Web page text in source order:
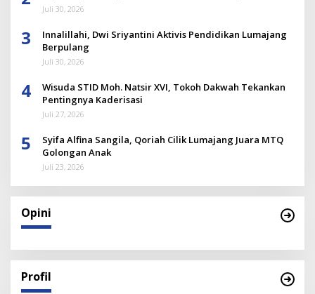
Juli 30, 2026
3
Innalillahi, Dwi Sriyantini Aktivis Pendidikan Lumajang
Berpulang
Juli 30, 2026
4
Wisuda STID Moh. Natsir XVI, Tokoh Dakwah Tekankan
Pentingnya Kaderisasi
Juli 27, 2026
5
Syifa Alfina Sangila, Qoriah Cilik Lumajang Juara MTQ
Golongan Anak
Juli 23, 2026
Opini
Profil